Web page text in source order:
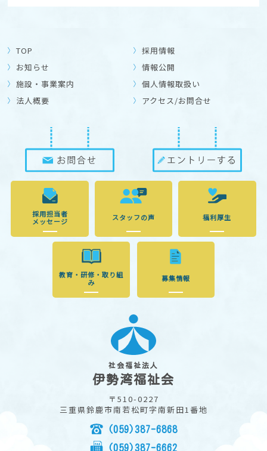
TOP
採用情報
お知らせ
情報公開
施設・事業案内
個人情報取扱い
法人概要
アクセス/お問合せ
採用担当者
メッセージ
スタッフの声 福利厚生
教育・研修・取り組
み
募集情報
社会福祉法人
伊勢湾福祉会
〒510-0227
三重県鈴鹿市南若松町字南新田1番地
(059)387-6868
(059)387-6662